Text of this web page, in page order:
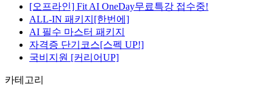
[오프라인] Fit AI OneDay무료특강 접수중!
ALL-IN 패키지[한번에]
AI 필수 마스터 패키지
자격증 단기코스[스펙 UP!]
국비지원 [커리어UP]
카테고리